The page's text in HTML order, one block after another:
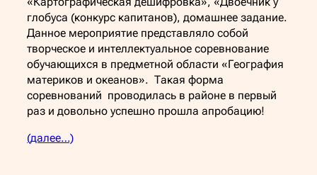
глобуса (конкурс капитанов), домашнее задание.
Данное мероприятие представляло собой
творческое и интеллектуальное соревнование
обучающихся в предметной области «География
материков и океанов». Такая форма
соревнований проводилась в районе в первый
раз и довольно успешно прошла апробацию!
(далее…)